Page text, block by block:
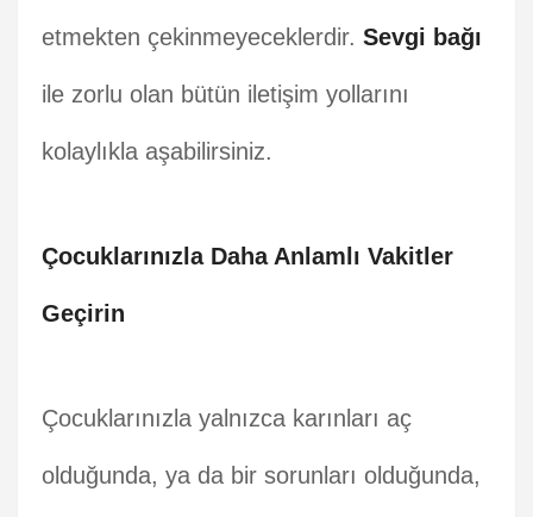
etmekten çekinmeyeceklerdir. Sevgi bağı
ile zorlu olan bütün iletişim yollarını
kolaylıkla aşabilirsiniz.
Çocuklarınızla Daha Anlamlı Vakitler
Geçirin
Çocuklarınızla yalnızca karınları aç
olduğunda, ya da bir sorunları olduğunda,